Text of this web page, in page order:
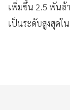
เพิ่มขึ้น 2.5 พันล้
เป็นระดับสูงสุดใ